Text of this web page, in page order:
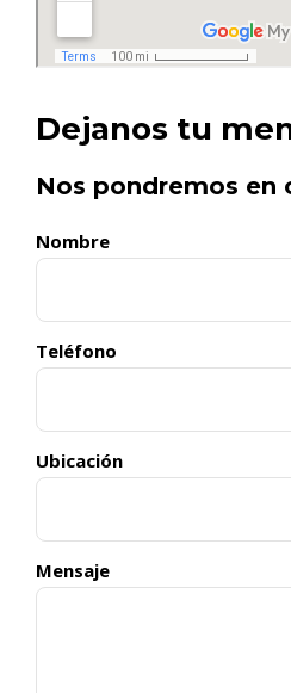
Dejanos tu
Nos pondremos en
Nombre
Teléfono
Ubicación
Mensaje